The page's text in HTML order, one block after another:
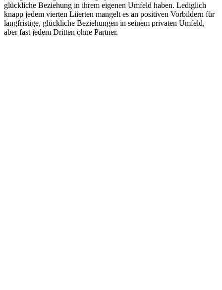
glückliche Beziehung in ihrem eigenen Umfeld haben. Lediglich
knapp jedem vierten Liierten mangelt es an positiven Vorbildern für
langfristige, glückliche Beziehungen in seinem privaten Umfeld,
aber fast jedem Dritten ohne Partner.